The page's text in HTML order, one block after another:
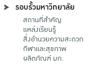
รอบรั้วมหาวิทยาลัย
สถานที่สำคัญ
แหล่งเรียนรู้
สิ่งอำนวยความสะดวก
กีฬาและสุขภาพ
ผลิตภัณฑ์ มก.